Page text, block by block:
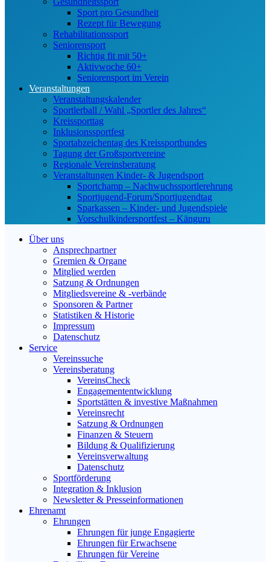
Sport pro Gesundheit
Rezept für Bewegung
Rehabilitationssport
Seniorensport
Richtig fit mit 50+
Aktivwoche 60+
Seniorensport im Verein
Veranstaltungen
Veranstaltungskalender
Sportlerball / Wahl „Sportler des Jahres“
Kreissporttag
Inklusionssportfest
Sportabzeichentag des Kreissportbundes
Tagung der Großsportvereine
Regionale Vereinsberatung
Veranstaltungen Kinder- & Jugendsport
Sportchamp – Nach­wuchs­sportler­ehrung
Sportjugend-Forum/Sport­jugend­tag
Sparkassen – Kinder- und Jugendspiele
Vorschulkindersportfest – Känguru
Über uns
Ansprechpartner
Gremien & Organe
Mitglied werden
Satzung & Ordnungen
Mitgliedsvereine & -verbände
Sponsoren & Partner
Statistiken & Historie
Impressum
Datenschutz
Service
Vereinssuche
Vereinsberatung
VereinsCheck
Engagemententwicklung
Sportstätten & investive Maßnahmen
Vereinsrecht
Satzung & Ordnungen
Finanzen & Steuern
Bildung & Qualifizierung
Vereinsverwaltung
Datenschutz
Sportförderung
Integration & Inklusion
Newsletter & Presseinformationen
Ehrenamt
Ehrungen
Ehrungen für junge Engagierte
Ehrungen für Erwachsene
Ehrungen für Vereine